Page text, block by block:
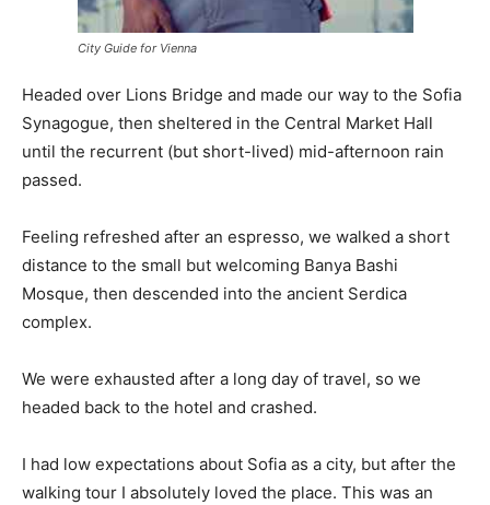
City Guide for Vienna
Headed over Lions Bridge and made our way to the Sofia
Synagogue, then sheltered in the Central Market Hall
until the recurrent (but short-lived) mid-afternoon rain
passed.
Feeling refreshed after an espresso, we walked a short
distance to the small but welcoming Banya Bashi
Mosque, then descended into the ancient Serdica
complex.
We were exhausted after a long day of travel, so we
headed back to the hotel and crashed.
I had low expectations about Sofia as a city, but after the
walking tour I absolutely loved the place. This was an